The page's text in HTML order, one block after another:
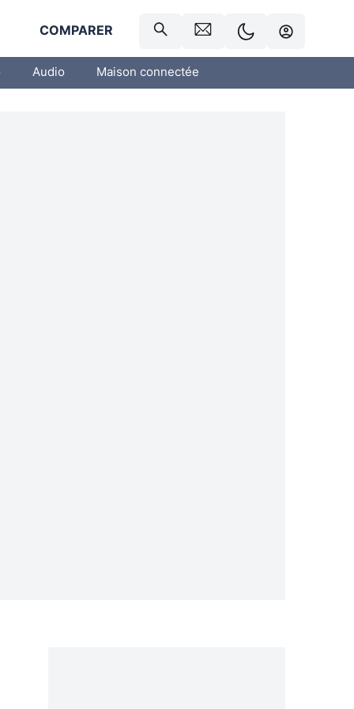
COMPARER
Audio Maison connectée